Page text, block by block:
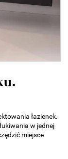
łazienek.
w jednej
miejsce